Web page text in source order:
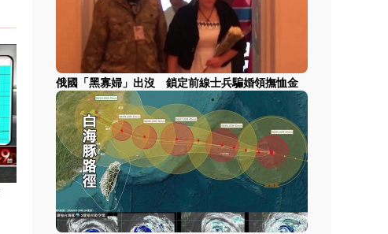
俄國「黑寡婦」出沒 鎖定前線士兵騙婚領撫恤金